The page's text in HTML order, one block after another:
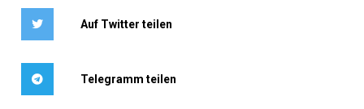
Auf Twitter teilen
Telegramm teilen